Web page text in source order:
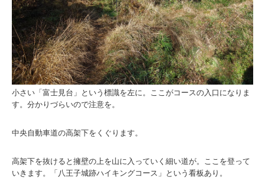
小さい「富士見台」という標識を左に。ここがコースの入口になりま
す。分かりづらいので注意を。
中央自動車道の高架下をくぐります。
高架下を抜けると擁壁の上を山に入っていく細い道が。ここを登って
いきます。「八王子城跡ハイキングコース」という看板あり。